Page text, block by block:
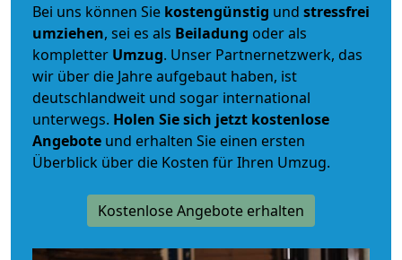
Bei uns können Sie kostengünstig und stressfrei
umziehen, sei es als Beiladung oder als
kompletter Umzug. Unser Partnernetzwerk, das
wir über die Jahre aufgebaut haben, ist
deutschlandweit und sogar international
unterwegs. Holen Sie sich jetzt kostenlose
Angebote und erhalten Sie einen ersten
Überblick über die Kosten für Ihren Umzug.
Kostenlose Angebote erhalten